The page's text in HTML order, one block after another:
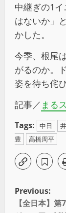
中継ぎの1
はないか」
かした。
今季、根尾
がるのか。
姿を待ち侘
記事／ まる
Tags: 中日
豊
高橋周平
Previous:
【全日本】